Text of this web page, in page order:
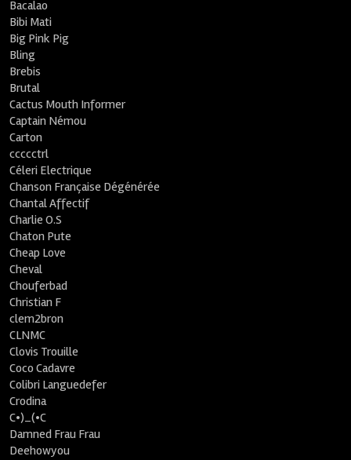
Bacalao
Bibi Mati
Big Pink Pig
Bling
Brebis
Brutal
Cactus Mouth Informer
Captain Némou
Carton
ccccctrl
Céleri Electrique
Chanson Française Dégénérée
Chantal Affectif
Charlie O.S
Chaton Pute
Cheap Love
Cheval
Chouferbad
Christian F
clem2bron
CLNMC
Clovis Trouille
Coco Cadavre
Colibri Languedefer
Crodina
C•)_(•C
Damned Frau Frau
Deehowyou